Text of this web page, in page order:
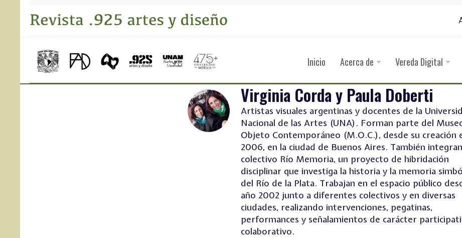
Inicio Acerca de Vereda Digital
Virginia Corda y Paula Doberti
Artistas visuales argentinas y docentes de la
Nacional de las Artes (UNA). Forman parte del
Objeto Contemporáneo (M.O.C.), desde su creación
2006, en la ciudad de Buenos Aires. También
colectivo Río Memoria, un proyecto de hibridación
disciplinar que investiga la historia y la memoria
del Río de la Plata. Trabajan en el espacio público
año 2002 junto a diferentes colectivos y en diversas
ciudades, realizando intervenciones, pegatinas,
performances y señalamientos de carácter
colaborativo.